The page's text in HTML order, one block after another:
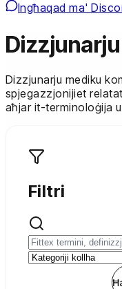
Ingħaqad ma'
Dizzjunarju mediku
spjegazzjonijiet
aħjar it-terminoloġija
Filtri